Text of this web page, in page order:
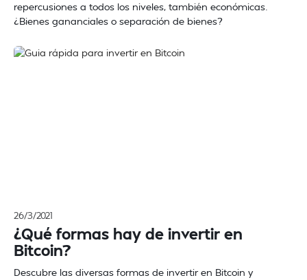
repercusiones a todos los niveles, también económicas.
¿Bienes gananciales o separación de bienes?
26/3/2021
¿Qué formas hay de invertir en
Bitcoin?
Descubre las diversas formas de invertir en Bitcoin y